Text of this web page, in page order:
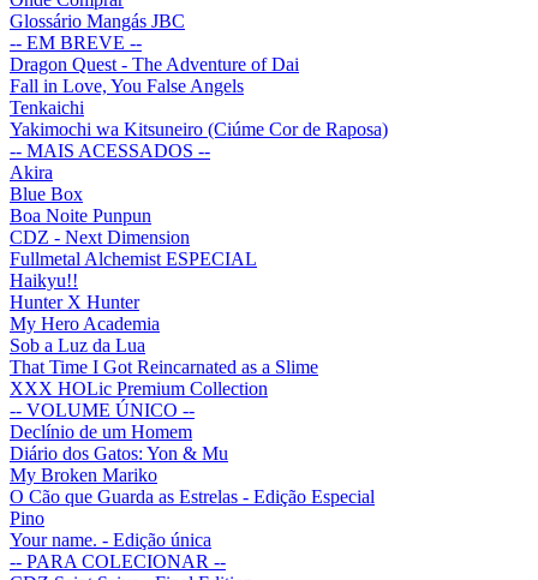
Glossário Mangás JBC
-- EM BREVE --
Dragon Quest - The Adventure of Dai
Fall in Love, You False Angels
Tenkaichi
Yakimochi wa Kitsuneiro (Ciúme Cor de Raposa)
-- MAIS ACESSADOS --
Akira
Blue Box
Boa Noite Punpun
CDZ - Next Dimension
Fullmetal Alchemist ESPECIAL
Haikyu!!
Hunter X Hunter
My Hero Academia
Sob a Luz da Lua
That Time I Got Reincarnated as a Slime
XXX HOLic Premium Collection
-- VOLUME ÚNICO --
Declínio de um Homem
Diário dos Gatos: Yon & Mu
My Broken Mariko
O Cão que Guarda as Estrelas - Edição Especial
Pino
Your name. - Edição única
-- PARA COLECIONAR --